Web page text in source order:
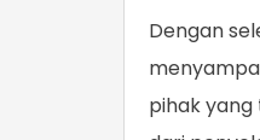
Dengan
pihak